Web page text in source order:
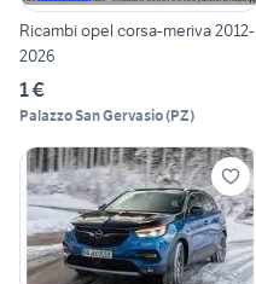
Ricambi opel corsa-meriva 2012-
2026
1 €
Palazzo San Gervasio(PZ)